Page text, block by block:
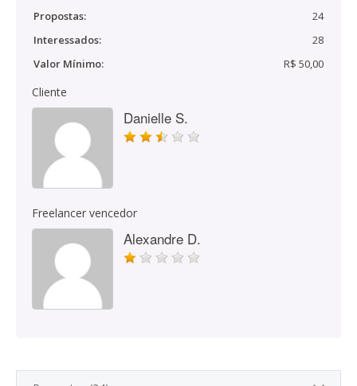
Propostas:
24
Interessados:
28
Valor Mínimo:
R$ 50,00
Cliente
Danielle S.
Freelancer vencedor
Alexandre D.